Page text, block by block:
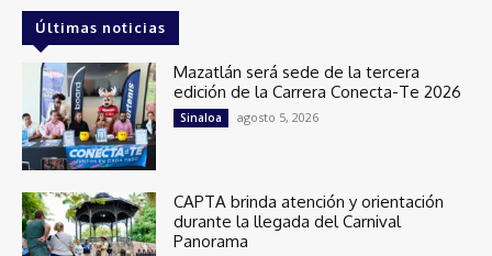
Últimas noticias
Mazatlán será sede de la tercera
edición de la Carrera Conecta-Te 2026
Sinaloa agosto 5, 2026
CAPTA brinda atención y orientación
durante la llegada del Carnival
Panorama